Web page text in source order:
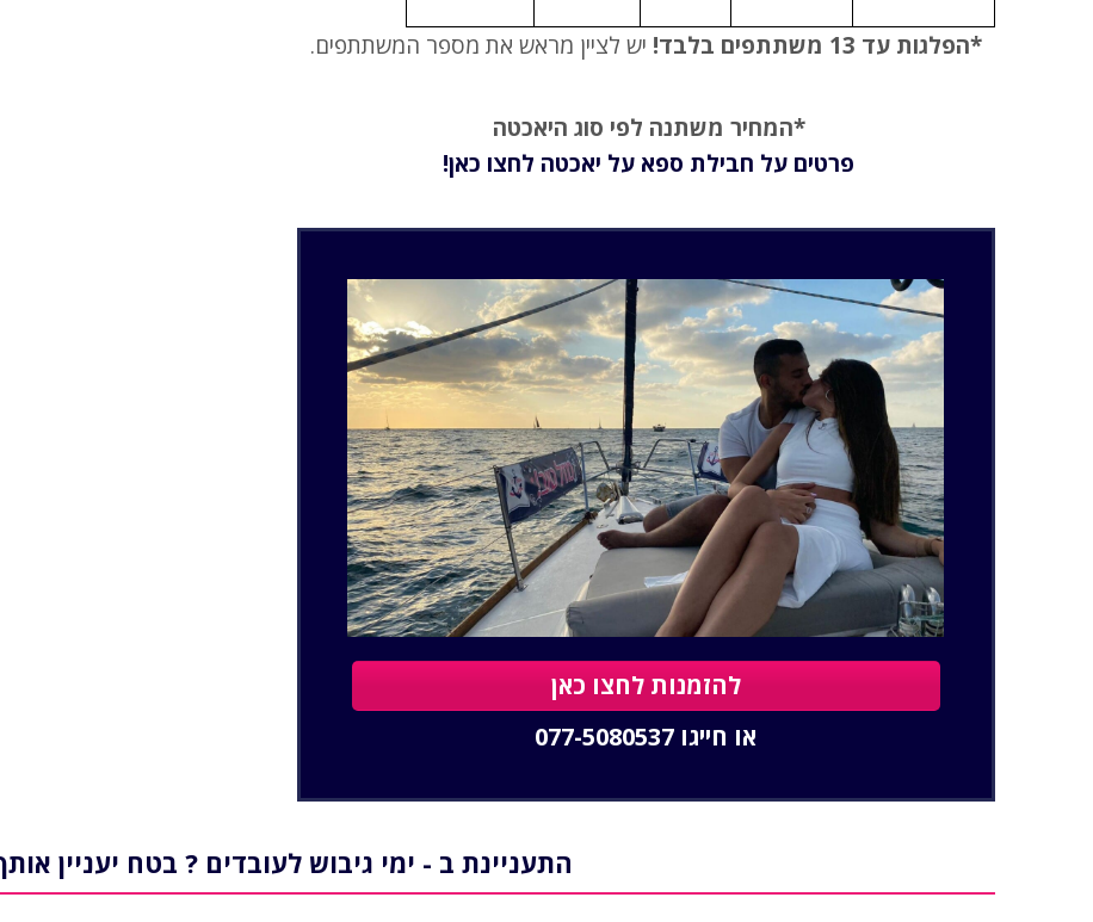
*הפלגות עד 13 משתתפים בלבד! יש לציין מראש את מספר המשתתפים.
*המחיר משתנה לפי סוג היאכטה
פרטים על חבילת ספא על יאכטה לחצו כאן!
להזמנות לחצו כאן
או חייגו 077-5080537
התעניינת ב - ימי גיבוש לעובדים ? בטח יעניין